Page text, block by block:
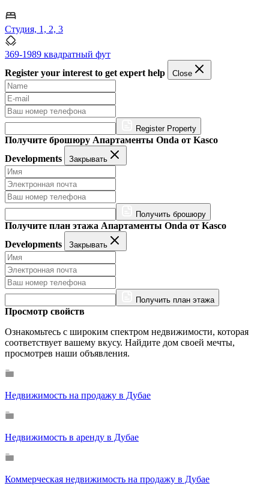
Студия, 1, 2, 3
369-1989 квадратный фут
Register your interest to get expert help
Close
Register Property
Получите брошюру Апартаменты Onda от Kasco
Developments
Закрывать
Получить брошюру
Получите план этажа Апартаменты Onda от Kasco
Developments
Закрывать
Получить план этажа
Просмотр свойств
Ознакомьтесь с широким спектром недвижимости, которая
соответствует вашему вкусу. Найдите дом своей мечты,
просмотрев наши объявления.
Недвижимость на продажу в Дубае
Недвижимость в аренду в Дубае
Коммерческая недвижимость на продажу в Дубае